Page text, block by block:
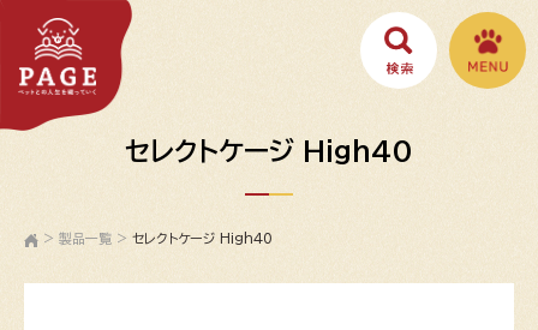
セレクトケージ High40
> 製品一覧 > セレクトケージ High40